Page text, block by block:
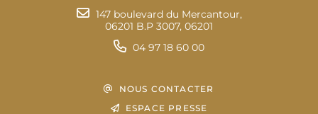
147 boulevard du Mercantour,
06201 B.P 3007, 06201
04 97 18 60 00
NOUS CONTACTER
ESPACE PRESSE